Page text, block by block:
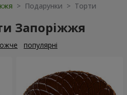
> Подарунки > Торти
Запоріжжя
популярні